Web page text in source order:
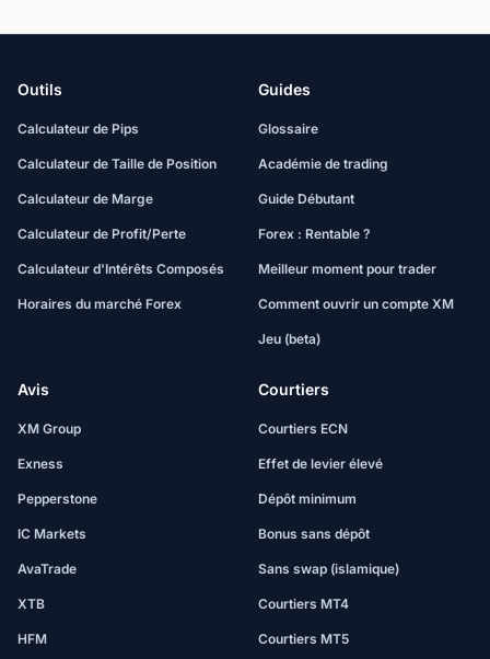
Outils
Calculateur de Pips
Calculateur de Taille de Position
Calculateur de Marge
Calculateur de Profit/Perte
Calculateur d'Intérêts Composés
Horaires du marché Forex
Guides
Glossaire
Académie de trading
Guide Débutant
Forex : Rentable ?
Meilleur moment pour trader
Comment ouvrir un compte XM
Jeu (beta)
Avis
XM Group
Exness
Pepperstone
IC Markets
AvaTrade
XTB
HFM
Courtiers
Courtiers ECN
Effet de levier élevé
Dépôt minimum
Bonus sans dépôt
Sans swap (islamique)
Courtiers MT4
Courtiers MT5